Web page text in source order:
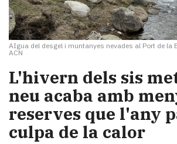
AIgua del desgel i muntanyes nevades al Port de la
ACN
L'hivern dels sis
neu acaba amb
reserves que l'any
culpa de la calor